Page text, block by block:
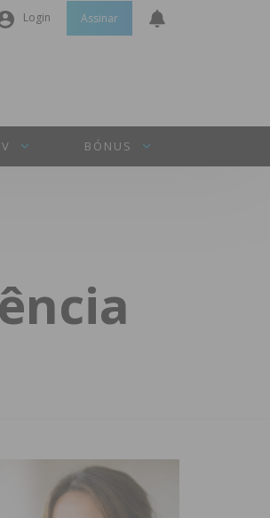
Login
Perdeu a sua senha?
Assinar
BÓNUS